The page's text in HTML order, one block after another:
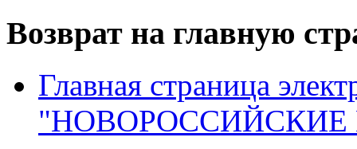
Возврат на главную
Главная страница
"НОВОРОССИЙСКИЕ